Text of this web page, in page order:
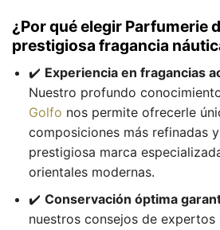
¿Por qué elegir Parfumerie
prestigiosa fragancia
✔️ Experiencia en fragancias
Nuestro profundo
Golfo nos permite ofrecerle
composiciones más refinadas
prestigiosa marca
orientales modernas.
✔️ Conservación óptima
nuestros consejos de expertos